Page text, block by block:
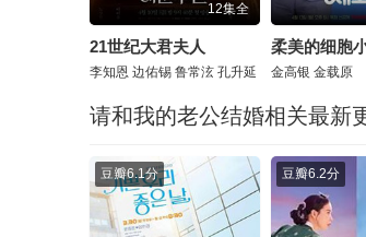
12集全
21世纪大君夫人
李知恩 边佑锡 鲁常泫 孔升延
柔美的细胞
金高银 金载原
请和我的老公结婚相关最新
豆瓣6.1分 豆瓣6.2分